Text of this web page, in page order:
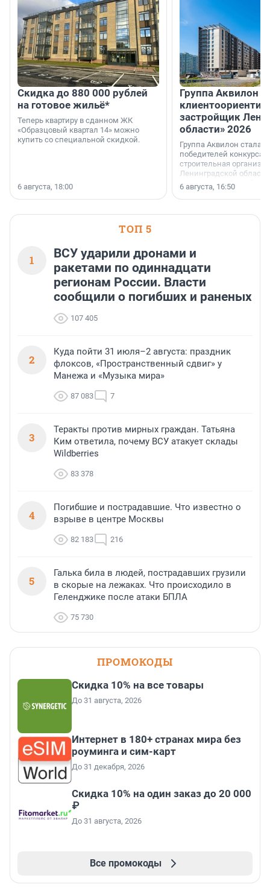
Скидка до 880 000 рублей
на готовое жильё*
Теперь квартиру в сданном ЖК
«Образцовый квартал 14» можно
купить со специальной скидкой.
6 августа, 18:00
Группа Аквилон
застройщик
области» 2026
Группа Аквилон стала
победителей конкурса
строительная
Ленинградской области
номинации «Самый
застройщик
6 августа, 16:50
ТОП 5
1
ВСУ ударили дронами и
ракетами по одиннадцати
регионам России. Власти
сообщили о погибших и раненых
107 405
2
Куда пойти 31 июля–2 августа: праздник
флоксов, «Пространственный сдвиг» у
Манежа и «Музыка мира»
87 083 7
3
Теракты против мирных граждан. Татьяна
Ким ответила, почему ВСУ атакует склады
Wildberries
83 378
4
Погибшие и пострадавшие. Что известно о
взрыве в центре Москвы
82 183 216
5
Галька била в людей, пострадавших грузили
в скорые на лежаках. Что происходило в
Геленджике после атаки БПЛА
75 730
ПРОМОКОДЫ
Скидка 10% на все товары
До 31 августа, 2026
Интернет в 180+ странах мира без
роуминга и сим-карт
До 31 декабря, 2026
Скидка 10% на один заказ до 20 000
₽
До 31 августа, 2026
Все промокоды